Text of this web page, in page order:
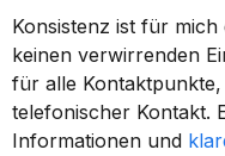
Konsistenz ist für
keinen verwirrenden
für alle
telefonischer Kontakt.
Informationen und